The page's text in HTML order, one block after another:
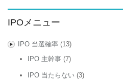
IPOメニュー
IPO 当選確率(13)
IPO 主幹事 (7)
IPO 当たらない (3)